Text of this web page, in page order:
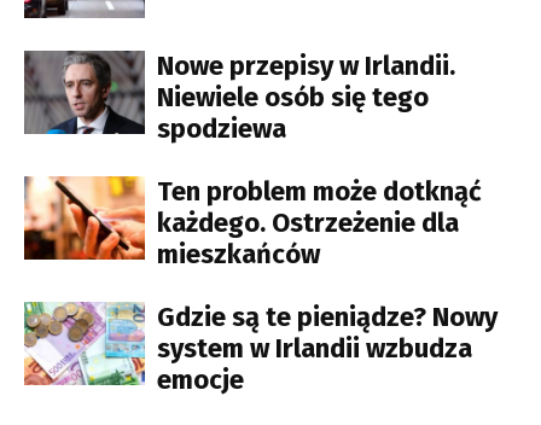
Nowe przepisy w Irlandii.
Niewiele osób się tego
spodziewa
Ten problem może dotknąć
każdego. Ostrzeżenie dla
mieszkańców
Gdzie są te pieniądze? Nowy
system w Irlandii wzbudza
emocje